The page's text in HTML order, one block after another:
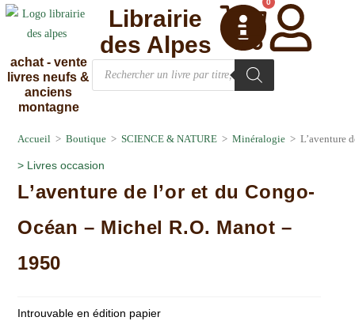
achat - vente
livres neufs &
anciens
montagne
0
Librairie
des Alpes
Accueil > Boutique > SCIENCE & NATURE > Minéralogie > L’aventure
> Livres occasion
L’aventure de l’or et du Congo-
Océan – Michel R.O. Manot –
1950
Introuvable en édition papier